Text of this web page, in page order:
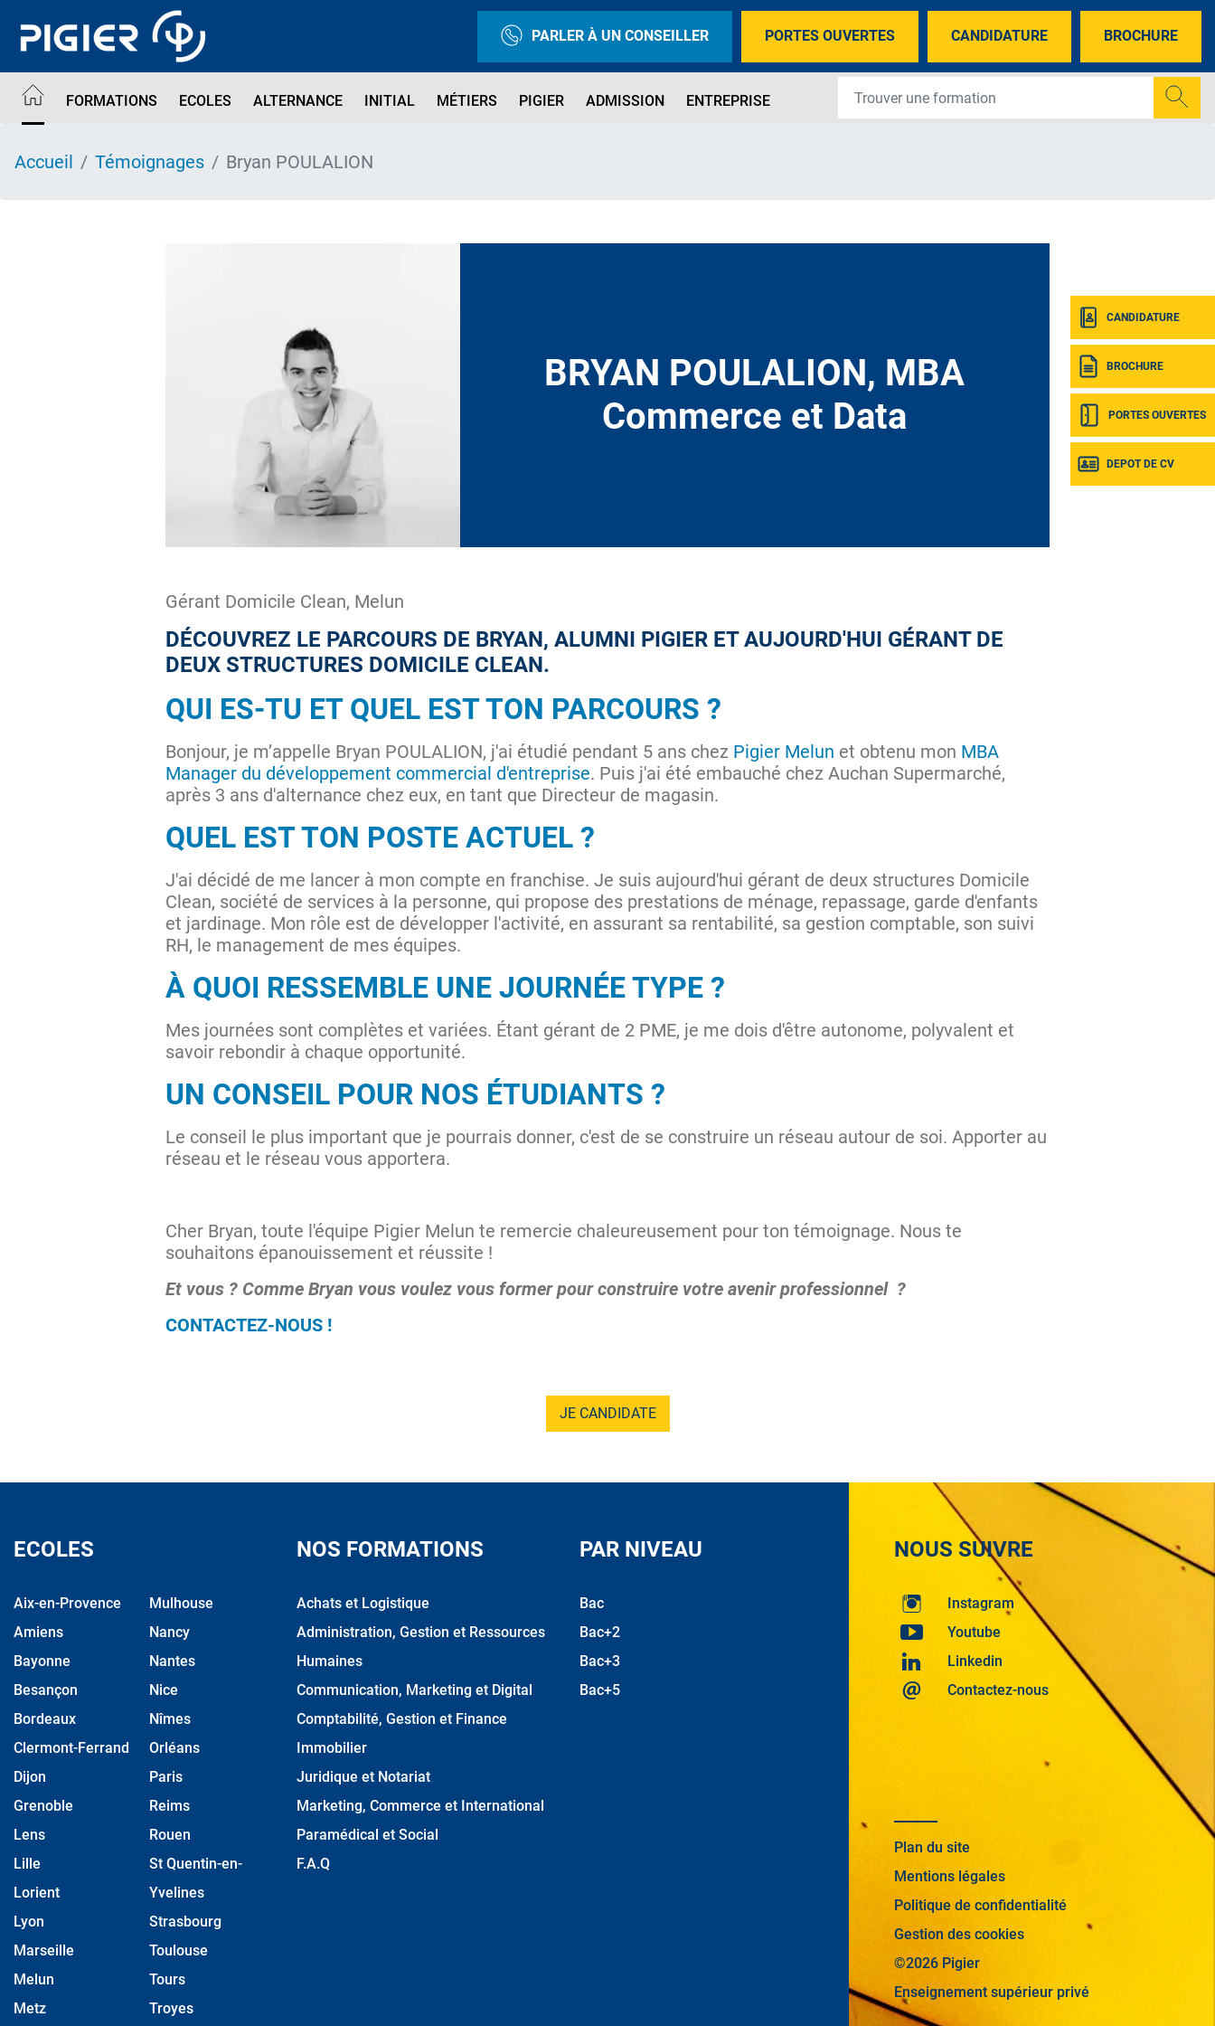
contenu
PARLER À UN CONSEILLER PORTES OUVERTES CANDIDATURE BROCHURE
FORMATIONS ECOLES ALTERNANCE INITIAL MÉTIERS PIGIER ADMISSION ENTREPRISE
CANDIDATURE
BROCHURE
PORTES OUVERTES
DEPOT DE CV
Accueil Témoignages Bryan POULALION
BRYAN POULALION, MBA
Commerce et Data
Gérant Domicile Clean, Melun
DÉCOUVREZ LE PARCOURS DE BRYAN, ALUMNI PIGIER ET AUJOURD'HUI GÉRANT DE
DEUX STRUCTURES DOMICILE CLEAN.
QUI ES-TU ET QUEL EST TON PARCOURS ?
Bonjour, je m’appelle Bryan POULALION, j'ai étudié pendant 5 ans chez Pigier Melun et obtenu mon MBA
Manager du développement commercial d'entreprise. Puis j'ai été embauché chez Auchan Supermarché,
après 3 ans d'alternance chez eux, en tant que Directeur de magasin.
QUEL EST TON POSTE ACTUEL ?
J'ai décidé de me lancer à mon compte en franchise. Je suis aujourd'hui gérant de deux structures Domicile
Clean, société de services à la personne, qui propose des prestations de ménage, repassage, garde d'enfants
et jardinage. Mon rôle est de développer l'activité, en assurant sa rentabilité, sa gestion comptable, son suivi
RH, le management de mes équipes.
À QUOI RESSEMBLE UNE JOURNÉE TYPE ?
Mes journées sont complètes et variées. Étant gérant de 2 PME, je me dois d'être autonome, polyvalent et
savoir rebondir à chaque opportunité.
UN CONSEIL POUR NOS ÉTUDIANTS ?
Le conseil le plus important que je pourrais donner, c'est de se construire un réseau autour de soi. Apporter au
réseau et le réseau vous apportera.
Cher Bryan, toute l'équipe Pigier Melun te remercie chaleureusement pour ton témoignage. Nous te
souhaitons épanouissement et réussite !
Et vous ? Comme Bryan vous voulez vous former pour construire votre avenir professionnel ?
CONTACTEZ-NOUS !
JE CANDIDATE
ECOLES
Aix-en-Provence
Amiens
Bayonne
Besançon
Bordeaux
Clermont-Ferrand
Dijon
Grenoble
Lens
Lille
Lorient
Lyon
Marseille
Melun
Metz
Mulhouse
Nancy
Nantes
Nice
Nîmes
Orléans
Paris
Reims
Rouen
St Quentin-en-
Yvelines
Strasbourg
Toulouse
Tours
Troyes
NOS FORMATIONS
Achats et Logistique
Administration, Gestion et Ressources
Humaines
Communication, Marketing et Digital
Comptabilité, Gestion et Finance
Immobilier
Juridique et Notariat
Marketing, Commerce et International
Paramédical et Social
F.A.Q
PAR NIVEAU
Bac
Bac+2
Bac+3
Bac+5
NOUS SUIVRE
Instagram
Youtube
Linkedin
Contactez-nous
Plan du site
Mentions légales
Politique de confidentialité
Gestion des cookies
©2026 Pigier
Enseignement supérieur privé